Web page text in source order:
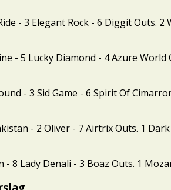
- 3 Elegant Rock - 6 Diggit Outs. 2
- 5 Lucky Diamond - 4 Azure
- 3 Sid Game - 6 Spirit Of
- 2 Oliver - 7 Airtrix Outs. 1
- 8 Lady Denali - 3 Boaz Outs. 1